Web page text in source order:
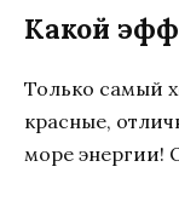
Какой
Только самый
красные,
море энергии!